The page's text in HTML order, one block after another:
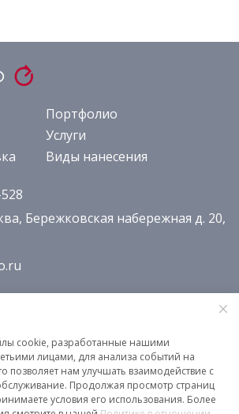
Портфолио
Услуги
Виды нанесения
Бережковская набережная д. 20,
звонок
рассылку
cookie, разработанные нашими
лицами, для анализа событий на
позволяет нам улучшать взаимодействие с
Продолжая просмотр страниц
условия его использования. Более